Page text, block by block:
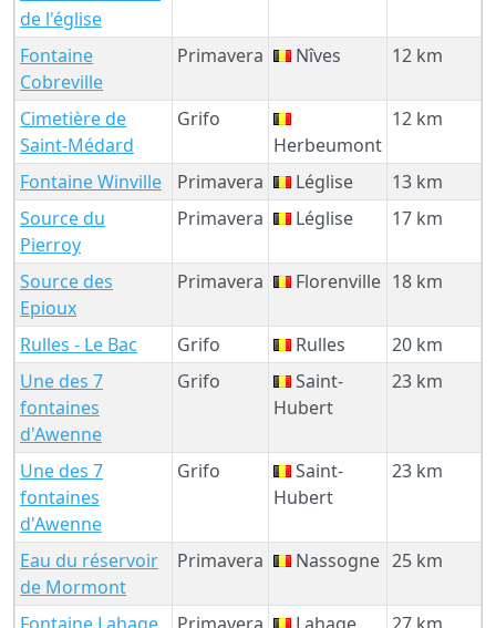
de l'église
Fontaine
Cobreville
Primavera Nîves 12 km
Cimetière de
Saint-Médard
Grifo
Herbeumont
12 km
Fontaine Winville Primavera Léglise
13 km
Source du
Pierroy
Primavera Léglise 17 km
Source des
Epioux
Primavera Florenville 18 km
Rulles - Le Bac Grifo Rulles
20 km
Une des 7
fontaines
d'Awenne
Grifo
Saint-
Hubert
23 km
Une des 7
fontaines
d'Awenne
Grifo
Saint-
Hubert
23 km
Eau du réservoir
de Mormont
Primavera Nassogne 25 km
Fontaine Lahage
Primavera Lahage 27 km